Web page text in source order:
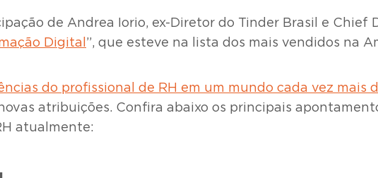
de Andrea Iorio, ex-Diretor do Tinder Brasil e Chief
Digital ”, que esteve na lista dos mais vendidos na
do profissional de RH em um mundo cada vez mais
atribuições. Confira abaixo os principais
atualmente: